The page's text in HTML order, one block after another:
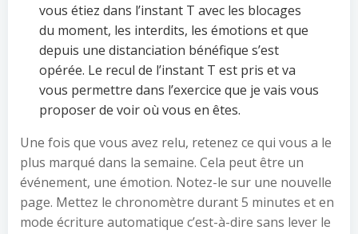
vous étiez dans l’instant T avec les blocages
du moment, les interdits, les émotions et que
depuis une distanciation bénéfique s’est
opérée. Le recul de l’instant T est pris et va
vous permettre dans l’exercice que je vais vous
proposer de voir où vous en êtes.
Une fois que vous avez relu, retenez ce qui vous a le
plus marqué dans la semaine. Cela peut être un
événement, une émotion. Notez-le sur une nouvelle
page. Mettez le chronomètre durant 5 minutes et en
mode écriture automatique c’est-à-dire sans lever le